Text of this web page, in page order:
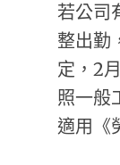
若公司
整出勤
定，2
照一般
適用《